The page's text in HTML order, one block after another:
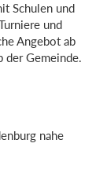
Schulen und
und
Angebot ab
der Gemeinde.
nahe